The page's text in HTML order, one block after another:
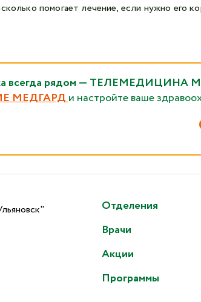
помогает лечение, если нужно его
всегда рядом — ТЕЛЕМЕДИЦИНА
МЕДГАРДи настройте ваше
Отделения
Врачи
Акции
Программы